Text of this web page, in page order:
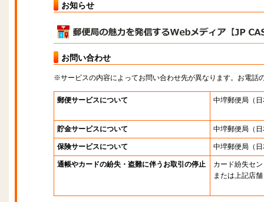
お知らせ
お問い合わせ
※サービスの内容によってお問い合わせ先が異なります。お電話
郵便サービスについて 中埣郵便局 （
貯金サービスについて 中埣郵便局 （
保険サービスについて 中埣郵便局 （
通帳やカードの紛失・盗難に伴うお取引の停止
カード紛失セ
または上記店舗